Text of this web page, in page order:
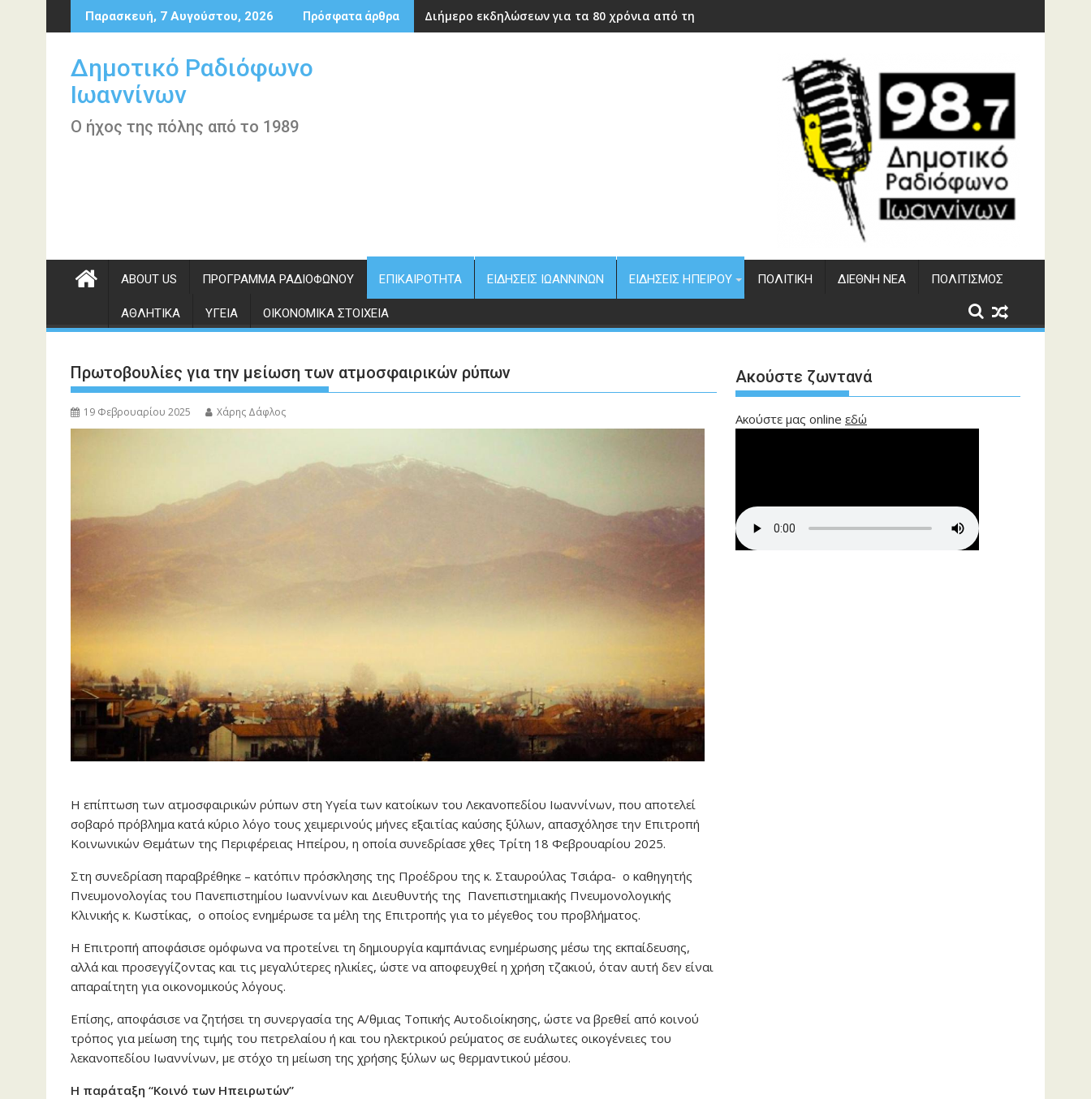
Περάστε
στο
Παρασκευή, 7 Αυγούστου, 2026 Πρόσφατα άρθρα Διήμερο εκδηλώσεων για τα 80 χρόνια από την ίδρυση του ΔΣΕ
Δημοτικό Ραδιόφωνο
Ιωαννίνων
Ο ήχος της πόλης από το 1989
ABOUT US ΠΡΌΓΡΑΜΜΑ ΡΑΔΙΟΦΏΝΟΥ ΕΠΙΚΑΙΡΌΤΗΤΑ ΕΙΔΉΣΕΙΣ ΙΩΑΝΝΊΝΩΝ ΕΙΔΉΣΕΙΣ ΗΠΕΊΡΟΥ ΠΟΛΙΤΙΚΉ ΔΙΕΘΝΉ ΝΈΑ ΠΟΛΙΤΙΣΜΌΣ
ΑΘΛΗΤΙΚΆ ΥΓΕΊΑ ΟΙΚΟΝΟΜΙΚΆ ΣΤΟΙΧΕΊΑ
Πρωτοβουλίες για την μείωση των ατμοσφαιρικών ρύπων
19 Φεβρουαρίου 2025 Χάρης Δάφλος
Η επίπτωση των ατμοσφαιρικών ρύπων στη Υγεία των κατοίκων του Λεκανοπεδίου Ιωαννίνων, που αποτελεί
σοβαρό πρόβλημα κατά κύριο λόγο τους χειμερινούς μήνες εξαιτίας καύσης ξύλων, απασχόλησε την Επιτροπή
Κοινωνικών Θεμάτων της Περιφέρειας Ηπείρου, η οποία συνεδρίασε χθες Τρίτη 18 Φεβρουαρίου 2025.
Στη συνεδρίαση παραβρέθηκε – κατόπιν πρόσκλησης της Προέδρου της κ. Σταυρούλας Τσιάρα- ο καθηγητής
Πνευμονολογίας του Πανεπιστημίου Ιωαννίνων και Διευθυντής της Πανεπιστημιακής Πνευμονολογικής
Κλινικής κ. Κωστίκας, ο οποίος ενημέρωσε τα μέλη της Επιτροπής για το μέγεθος του προβλήματος.
Η Επιτροπή αποφάσισε ομόφωνα να προτείνει τη δημιουργία καμπάνιας ενημέρωσης μέσω της εκπαίδευσης,
αλλά και προσεγγίζοντας και τις μεγαλύτερες ηλικίες, ώστε να αποφευχθεί η χρήση τζακιού, όταν αυτή δεν είναι
απαραίτητη για οικονομικούς λόγους.
Επίσης, αποφάσισε να ζητήσει τη συνεργασία της Α/θμιας Τοπικής Αυτοδιοίκησης, ώστε να βρεθεί από κοινού
τρόπος για μείωση της τιμής του πετρελαίου ή και του ηλεκτρικού ρεύματος σε ευάλωτες οικογένειες του
λεκανοπεδίου Ιωαννίνων, με στόχο τη μείωση της χρήσης ξύλων ως θερμαντικού μέσου.
Η παράταξη “Κοινό των Ηπειρωτών”
Ακούστε ζωντανά
Ακούστε μας online εδώ